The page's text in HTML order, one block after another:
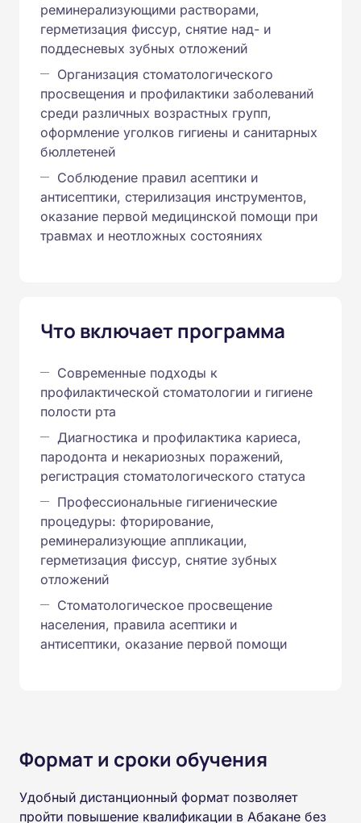
реминерализующими растворами,
герметизация фиссур, снятие над- и
поддесневых зубных отложений
Организация стоматологического
просвещения и профилактики заболеваний
среди различных возрастных групп,
оформление уголков гигиены и санитарных
бюллетеней
Соблюдение правил асептики и
антисептики, стерилизация инструментов,
оказание первой медицинской помощи при
травмах и неотложных состояниях
Что включает программа
Современные подходы к
профилактической стоматологии и гигиене
полости рта
Диагностика и профилактика кариеса,
пародонта и некариозных поражений,
регистрация стоматологического статуса
Профессиональные гигиенические
процедуры: фторирование,
реминерализующие аппликации,
герметизация фиссур, снятие зубных
отложений
Стоматологическое просвещение
населения, правила асептики и
антисептики, оказание первой помощи
Формат и сроки обучения
Удобный дистанционный формат позволяет
пройти повышение квалификации в Абакане без